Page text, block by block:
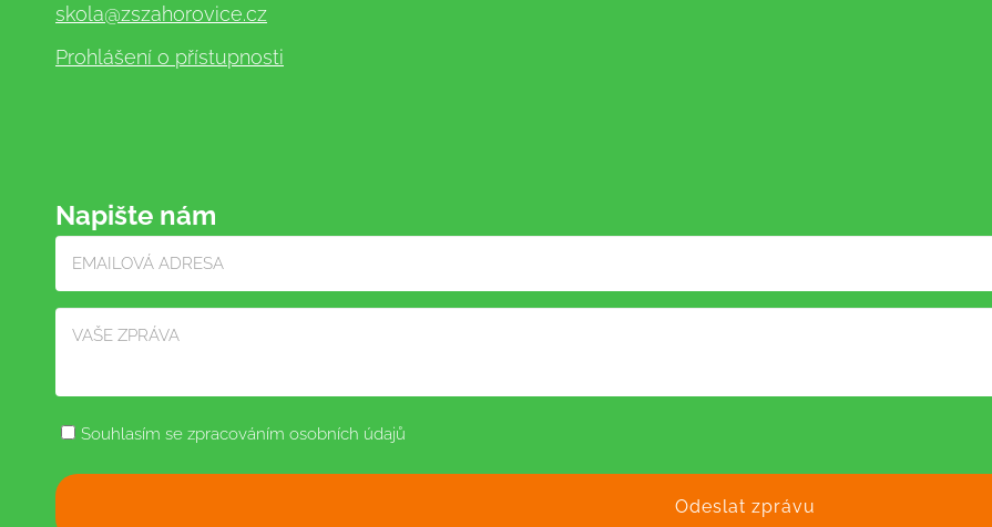
skola@zszahorovice.cz
Prohlášení o přístupnosti
Napište nám
Souhlasím se zpracováním osobních údajů